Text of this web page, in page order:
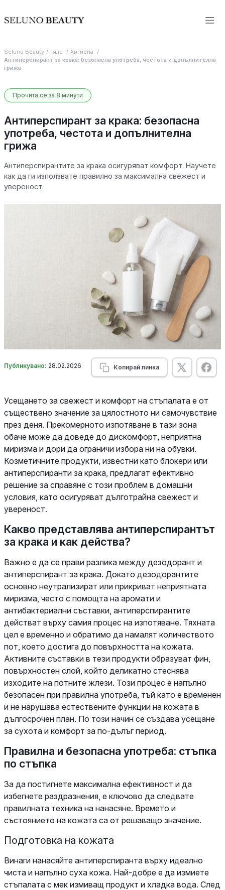
Seluno Beauty Тяло
Хигиена
Антиперспирант за крака: безопасна употреба, честота и допълнителна
грижа
Прочита се за 8 минути
Антиперспирант за крака: безопасна
употреба, честота и допълнителна
грижа
Антиперспирантите за крака осигуряват комфорт. Научете
как да ги използвате правилно за максимална свежест и
увереност.
Публикувано: 28.02.2026 Копирай линка
Усещането за свежест и комфорт на стъпалата е от
съществено значение за цялостното ни самочувствие
през деня. Прекомерното изпотяване в тази зона
обаче може да доведе до дискомфорт, неприятна
миризма и дори да ограничи избора ни на обувки.
Козметичните продукти, известни като блокери или
антиперспиранти за крака, предлагат ефективно
решение за справяне с този проблем в домашни
условия, като осигуряват дълготрайна свежест и
увереност.
Какво представлява антиперспирантът
за крака и как действа?
Важно е да се прави разлика между дезодорант и
антиперспирант за крака. Докато дезодорантите
основно неутрализират или прикриват неприятната
миризма, често с помощта на аромати и
антибактериални съставки, антиперспирантите
действат върху самия процес на изпотяване. Тяхната
цел е временно и обратимо да намалят количеството
пот, което достига до повърхността на кожата.
Активните съставки в тези продукти образуват фин,
повърхностен слой, който деликатно стеснява
изходите на потните жлези. Този процес е напълно
безопасен при правилна употреба, тъй като е временен
и не нарушава естествените функции на кожата в
дългосрочен план. По този начин се създава усещане
за сухота и комфорт за по-дълъг период.
Правилна и безопасна употреба: стъпка
по стъпка
За да постигнете максимална ефективност и да
избегнете раздразнения, е ключово да следвате
правилната техника на нанасяне. Времето и
състоянието на кожата са от решаващо значение.
Подготовка на кожата
Винаги нанасяйте антиперспиранта върху идеално
чиста и напълно суха кожа. Най-добре е да измиете
стъпалата с мек измиващ продукт и хладка вода. След